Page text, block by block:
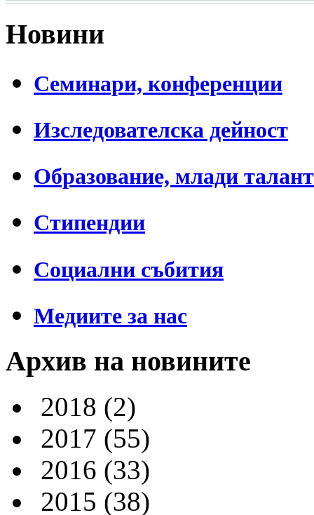
Новини
Семинари, конференции
Изследователска дейност
Образование, млади
Стипендии
Социални събития
Медиите за нас
Архив на новините
2018 (2)
2017 (55)
2016 (33)
2015 (38)